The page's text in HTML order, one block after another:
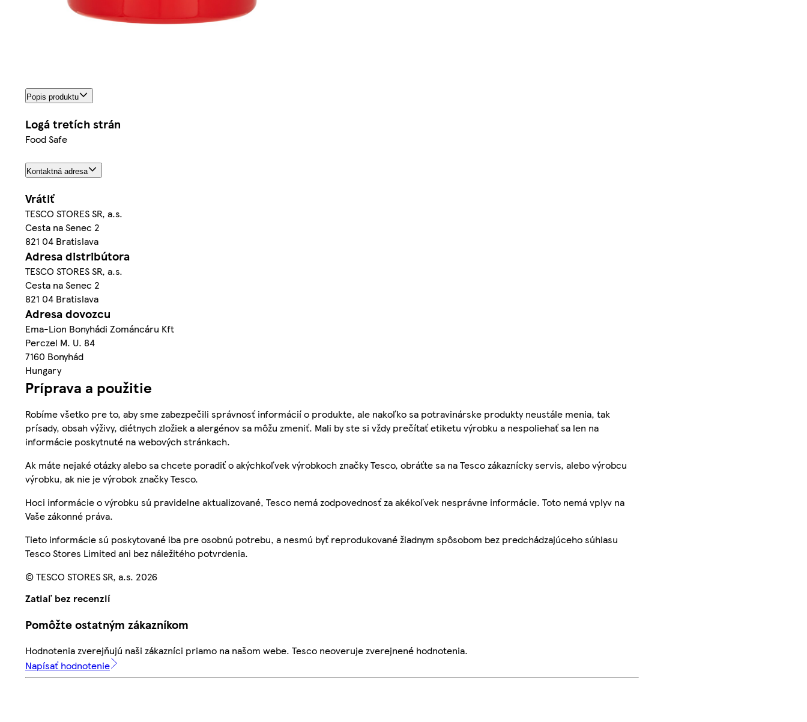
Popis produktu
Logá tretích strán
Food Safe
Kontaktná adresa
Vrátiť
TESCO STORES SR, a.s.
Cesta na Senec 2
821 04 Bratislava
Adresa distribútora
TESCO STORES SR, a.s.
Cesta na Senec 2
821 04 Bratislava
Adresa dovozcu
Ema-Lion Bonyhádi Zománcáru Kft
Perczel M. U. 84
7160 Bonyhád
Hungary
Príprava a použitie
Robíme všetko pre to, aby sme zabezpečili správnosť informácií o produkte, ale nakoľko sa potravinárske produkty neustále menia, tak
prísady, obsah výživy, diétnych zložiek a alergénov sa môžu zmeniť. Mali by ste si vždy prečítať etiketu výrobku a nespoliehať sa len na
informácie poskytnuté na webových stránkach.
Ak máte nejaké otázky alebo sa chcete poradiť o akýchkoľvek výrobkoch značky Tesco, obráťte sa na Tesco zákaznícky servis, alebo výrobcu
výrobku, ak nie je výrobok značky Tesco.
Hoci informácie o výrobku sú pravidelne aktualizované, Tesco nemá zodpovednosť za akékoľvek nesprávne informácie. Toto nemá vplyv na
Vaše zákonné práva.
Tieto informácie sú poskytované iba pre osobnú potrebu, a nesmú byť reprodukované žiadnym spôsobom bez predchádzajúceho súhlasu
Tesco Stores Limited ani bez náležitého potvrdenia.
© TESCO STORES SR, a.s. 2026
Zatiaľ bez recenzií
Pomôžte ostatným zákazníkom
Hodnotenia zverejňujú naši zákazníci priamo na našom webe. Tesco neoveruje zverejnené hodnotenia.
Napísať hodnotenie